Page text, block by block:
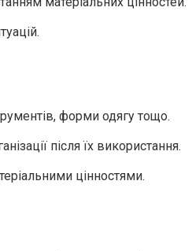
форми одягу тощо.
після їх використання.
цінностями.